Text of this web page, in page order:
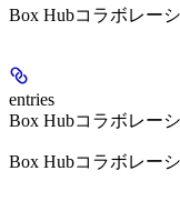
Box Hubコラボレー
entries
Box Hubコラボレー
Box Hubコラボレー